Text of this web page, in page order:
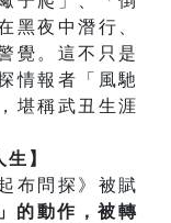
黑夜中潛行、
覺。這不只是
情報者「風馳
堪稱武丑生涯
】
布問探》被賦
的動作，被轉